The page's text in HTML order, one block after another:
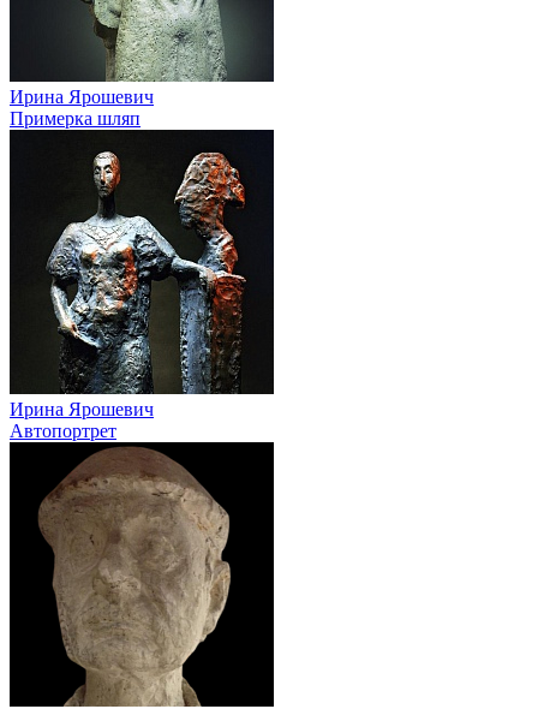
Ирина Ярошевич
Примерка шляп
Ирина Ярошевич
Автопортрет